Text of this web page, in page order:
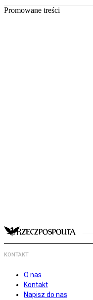
Promowane treści
KONTAKT
O nas
Kontakt
Napisz do nas